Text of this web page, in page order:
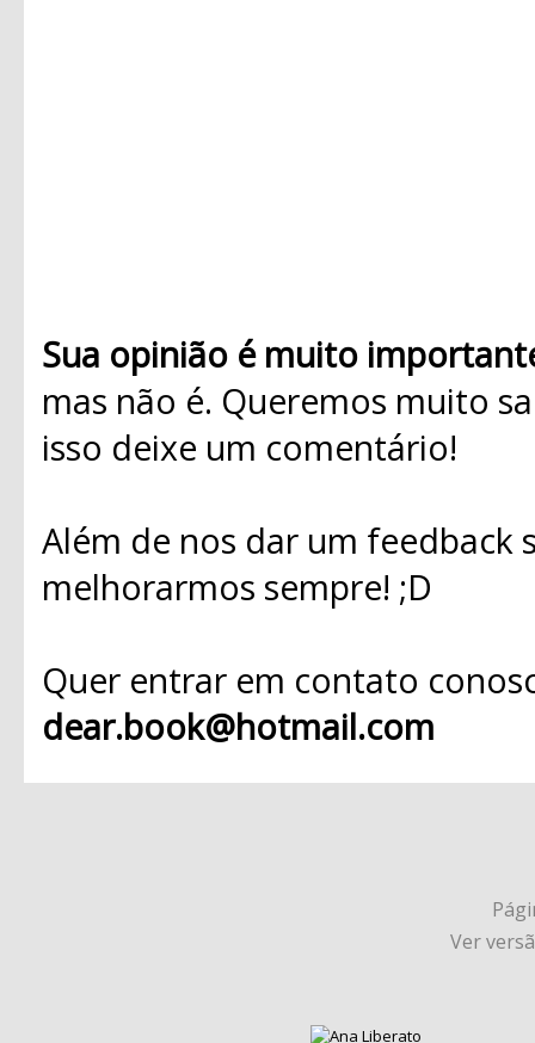
Sua opinião é muito
mas não é. Queremos muito
isso deixe um comentário!
Além de nos dar um
melhorarmos sempre! ;D
Quer entrar em contato
dear.book@hotmail.com
Ver